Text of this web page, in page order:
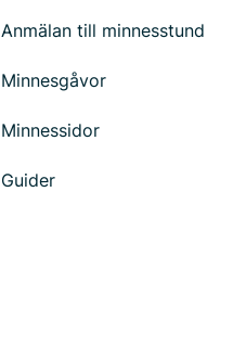
Anmälan till minnesstund
Minnesgåvor
Minnessidor
Guider